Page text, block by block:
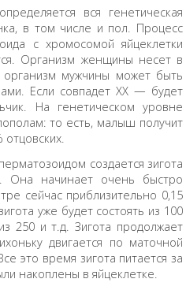
вся генетическая
в том числе и пол. Процесс
с хромосомой яйцеклетки
Организм женщины несет в
мужчины может быть
Если совпадет ХХ — будет
На генетическом уровне
то есть, малыш получит
отцовских.
создается зигота
Она начинает очень быстро
сейчас приблизительно 0,15
уже будет состоять из 100
250 и т.д. Зигота продолжает
двигается по маточной
это время зигота питается за
накоплены в яйцеклетке.